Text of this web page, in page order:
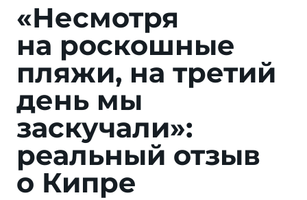
«Несмотря
на роскошные
пляжи, на третий
день мы
заскучали»:
реальный отзыв
о Кипре